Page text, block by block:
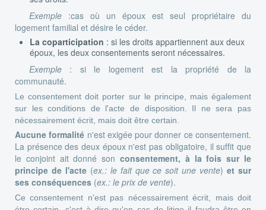
Exemple :cas où un époux est seul propriétaire du
logement familial et désire le céder.
La coparticipation : si les droits appartiennent aux deux
époux, les deux consentements seront nécessaires.
Exemple : si le logement est la propriété de la
communauté.
Le consentement doit porter sur le principe, mais également
sur les conditions de l'acte de disposition. Il ne sera pas
nécessairement écrit, mais doit être certain.
Aucune formalité n'est exigée pour donner ce consentement.
La présence des deux époux n'est pas obligatoire, il suffit que
le conjoint ait donné son consentement, à la fois sur le
principe de l'acte (ex.: le fait que ce soit une vente)et sur
ses conséquences (ex.: le prix de vente).
Ce consentement n'est pas nécessairement écrit, mais doit